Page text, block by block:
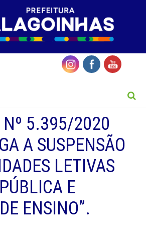
Nº 5.395/2020
A SUSPENSÃO
LETIVAS
E
ENSINO”.